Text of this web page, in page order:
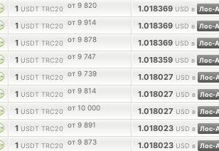
1 USDT TRC20 от 9 820 1.018369 USD в
1 USDT TRC20 от 9 914 1.018369 USD в
1 USDT TRC20 от 9 878 1.018369 USD в
1 USDT TRC20 от 9 747 1.018359 USD в
1 USDT TRC20 от 9 739 1.018027 USD в
1 USDT TRC20 от 9 814 1.018027 USD в
1 USDT TRC20 от 10 000 1.018027 USD в
1 USDT TRC20 от 9 891 1.018023 USD в
1 USDT TRC20 от 9 873 1.018023 USD в